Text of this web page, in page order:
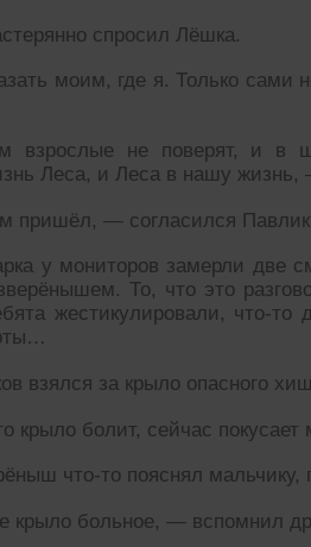
спросил Лёшка.
моим, где я. Только сами
не поверят, и в
Леса, и Леса в нашу
пришёл, — согласился
у мониторов замерли две
То, что это
жестикулировали, что-
взялся за крыло опасного
крыло болит, сейчас покусает
что-то пояснял мальчику,
крыло больное, — вспомнил